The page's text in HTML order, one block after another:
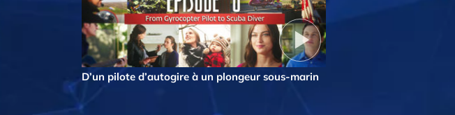
D’un pilote d’autogire à un plongeur sous-marin